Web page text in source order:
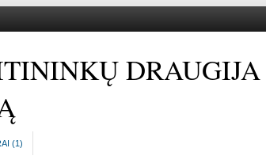
DRAUGIJA
(1)